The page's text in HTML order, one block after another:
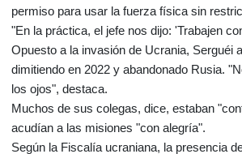
permiso para usar la fuerza física sin
"En la práctica, el jefe nos dijo: 'Trabajen
Opuesto a la invasión de Ucrania, Serguéi
dimitiendo en 2022 y abandonado Rusia.
los ojos", destaca.
Muchos de sus colegas, dice, estaban
acudían a las misiones "con alegría".
Según la Fiscalía ucraniana, la presencia